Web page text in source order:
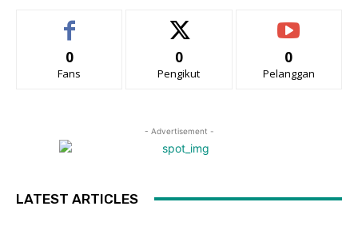
0
Fans
0
Pengikut
0
Pelanggan
- Advertisement -
LATEST ARTICLES